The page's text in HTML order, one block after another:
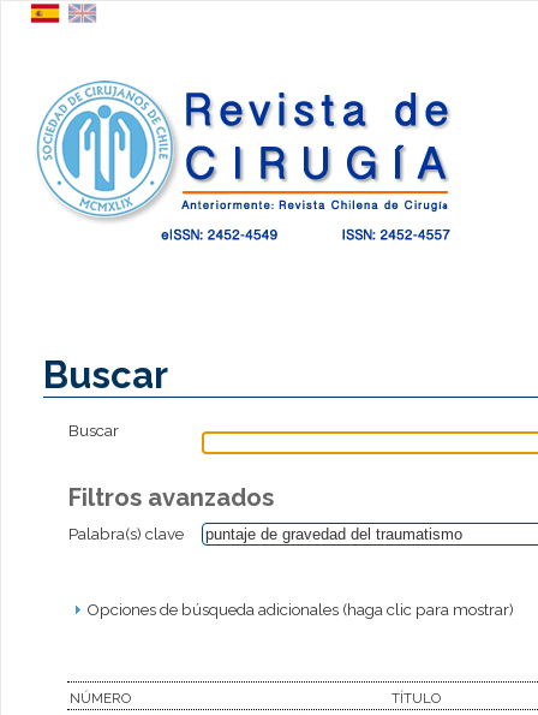
Buscar
Buscar
Filtros avanzados
Palabra(s) clave
Opciones de búsqueda adicionales (haga clic para mostrar)
NÚMERO TÍTULO